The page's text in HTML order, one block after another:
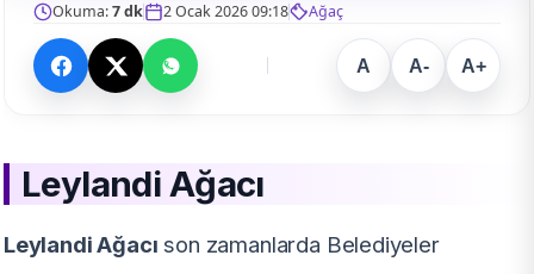
Okuma:7 dk 2 Ocak 2026 09:18 Ağaç
A A- A+
Leylandi Ağacı
Leylandi Ağacı son zamanlarda Belediyeler